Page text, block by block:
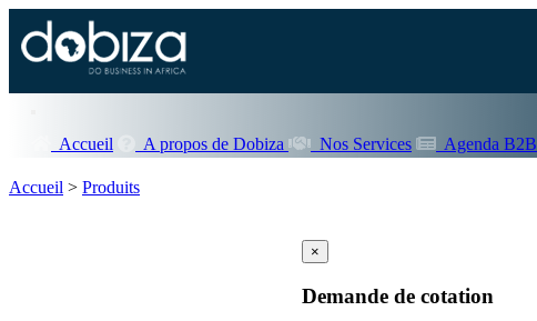
Accueil A propos de Dobiza Nos Services Agenda B2B
Accueil > Produits
×
Demande de cotation